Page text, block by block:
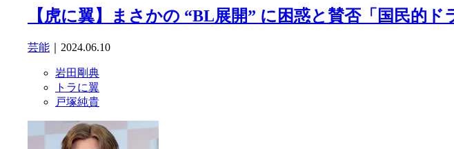
【虎に翼】まさかの “BL展開” に困惑と賛否「国民的
芸能 ｜2024.06.10
岩田剛典
トラに翼
戸塚純貴